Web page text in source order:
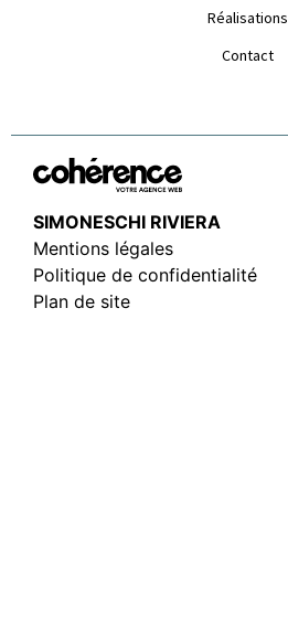
Réalisations
Contact
SIMONESCHI RIVIERA
Mentions légales
Politique de confidentialité
Plan de site